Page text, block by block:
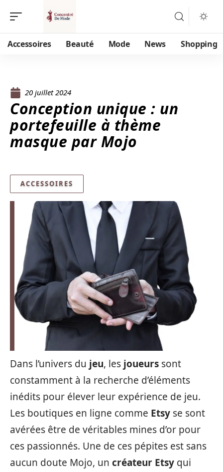
Accessoires Beauté Mode News Shopping
20 juillet 2024
Conception unique : un
portefeuille à thème
masque par Mojo
ACCESSOIRES
Dans l’univers du jeu, les joueurs sont
constamment à la recherche d’éléments
inédits pour élever leur expérience de jeu.
Les boutiques en ligne comme Etsy se sont
avérées être de véritables mines d’or pour
ces passionnés. Une de ces pépites est sans
aucun doute Mojo, un créateur Etsy qui